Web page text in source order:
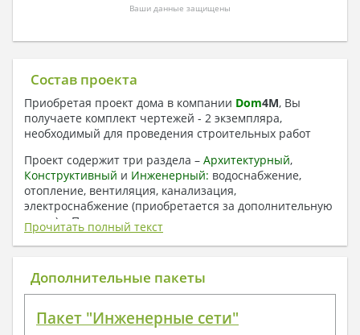
Ваши данные защищены
Состав проекта
Приобретая проект дома в компании Dom4M, Вы
получаете комплект чертежей - 2 экземпляра,
необходимый для проведения строительных работ
Проект содержит три раздела – Архитектурный,
Конструктивный и Инженерный: водоснабжение,
отопление, вентиляция, канализация,
электроснабжение (приобретается за дополнительную
плату) + Пояснительная записка.
1. Архитектурный раздел:
Общие данные по проекту
Поэтажные маркировочные планы с
Прочитать полный текст
Дополнительные пакеты
Пакет "Инженерные сети"